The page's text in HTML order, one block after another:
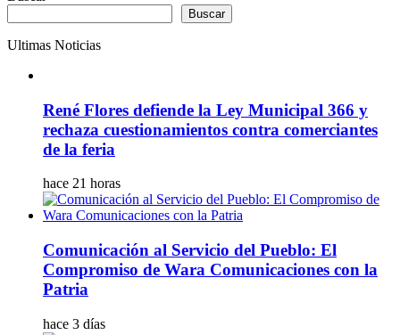
Buscar
Ultimas Noticias
René Flores defiende la Ley Municipal 366 y
rechaza cuestionamientos contra comerciantes
de la feria
hace 21 horas
Comunicación al Servicio del Pueblo: El
Compromiso de Wara Comunicaciones con la
Patria
hace 3 días